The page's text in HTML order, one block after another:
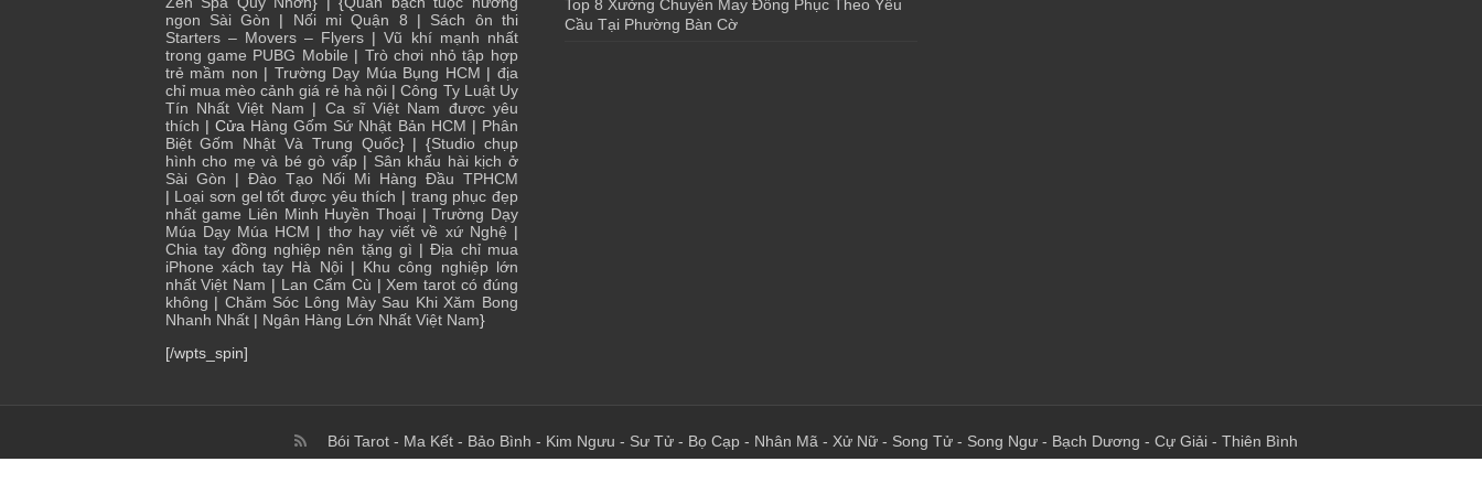
ngon Sài Gòn | Nối mi Quận 8 | Sách ôn thi
Starters – Movers – Flyers |Vũ khí mạnh nhất
trong game PUBG Mobile | Trò chơi nhỏ tập hợp
trẻ mầm non | Trường Dạy Múa Bụng HCM | địa
chỉ mua mèo cảnh giá rẻ hà nội|Công Ty Luật Uy
Tín Nhất Việt Nam | Ca sĩ Việt Nam được yêu
thích | Cửa Hàng Gốm Sứ Nhật Bản HCM | Phân
Biệt Gốm Nhật Và Trung Quốc} | {Studio chụp
hình cho mẹ và bé gò vấp| Sân khấu hài kịch ở
Sài Gòn | Đào Tạo Nối Mi Hàng Đầu TPHCM
| Loại sơn gel tốt được yêu thích | trang phục đẹp
nhất game Liên Minh Huyền Thoại|Trường Dạy
Múa Dạy Múa HCM | thơ hay viết về xứ Nghệ |
Chia tay đồng nghiệp nên tặng gì |Địa chỉ mua
iPhone xách tay Hà Nội| Khu công nghiệp lớn
nhất Việt Nam | Lan Cẩm Cù | Xem tarot có đúng
không | Chăm Sóc Lông Mày Sau Khi Xăm Bong
Nhanh Nhất| Ngân Hàng Lớn Nhất Việt Nam}
[/wpts_spin]
Top 8 Xưởng Chuyên May Đồng Phục Theo Yêu
Cầu Tại Phường Bàn Cờ
Bói Tarot - Ma Kết - Bảo Bình - Kim Ngưu - Sư Tử - Bọ Cạp - Nhân Mã - Xử Nữ - Song Tử - Song Ngư - Bạch Dương - Cự Giải - Thiên Bình